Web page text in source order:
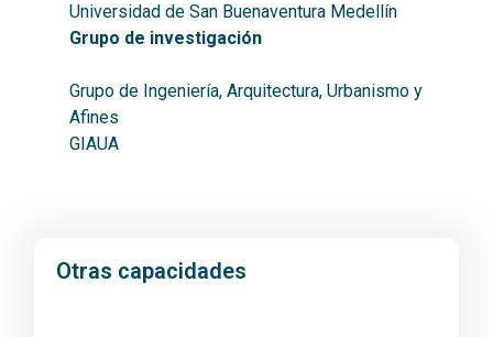
Universidad de San Buenaventura Medellín
Grupo de investigación
Grupo de Ingeniería, Arquitectura, Urbanismo y
Afines
GIAUA
Otras capacidades